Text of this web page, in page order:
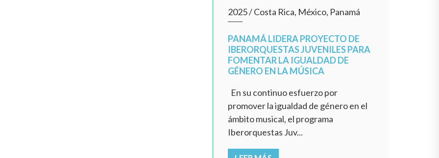
2025/Costa Rica, México, Panamá
PANAMÁ LIDERA PROYECTO DE
IBERORQUESTAS JUVENILES PARA
FOMENTAR LA IGUALDAD DE
GÉNERO EN LA MÚSICA
En su continuo esfuerzo por
promover la igualdad de género en el
ámbito musical, el programa
Iberorquestas Juv...